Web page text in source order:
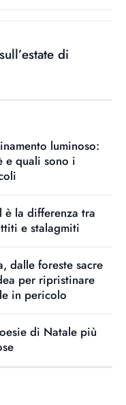
di
luminoso:
e quali sono i
è la differenza tra
e stalagmiti
dalle foreste sacre
per ripristinare
in pericolo
di Natale più